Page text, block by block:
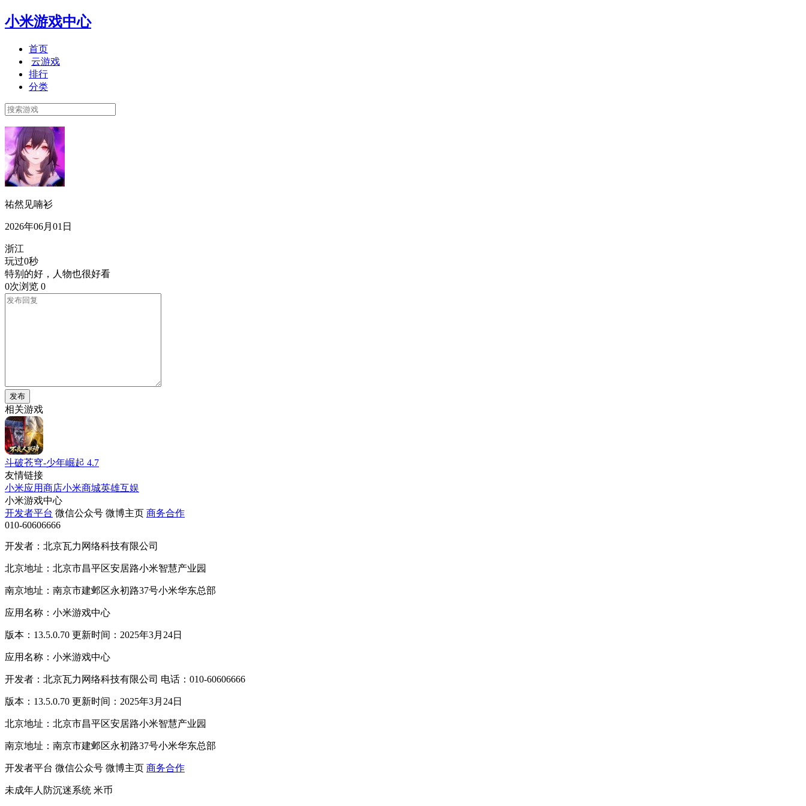
小米游戏中心
首页
云游戏
排行
分类
祐然见喃衫
2026年06月01日
浙江
玩过0秒
特别的好，人物也很好看
0次浏览 0
发布
相关游戏
斗破苍穹-少年崛起 4.7
友情链接
小米应用商店小米商城英雄互娱
小米游戏中心
开发者平台 微信公众号 微博主页 商务合作
010-60606666
开发者：北京瓦力网络科技有限公司
北京地址：北京市昌平区安居路小米智慧产业园
南京地址：南京市建邺区永初路37号小米华东总部
应用名称：小米游戏中心
版本：13.5.0.70 更新时间：2025年3月24日
应用名称：小米游戏中心
开发者：北京瓦力网络科技有限公司 电话：010-60606666
版本：13.5.0.70 更新时间：2025年3月24日
北京地址：北京市昌平区安居路小米智慧产业园
南京地址：南京市建邺区永初路37号小米华东总部
开发者平台 微信公众号 微博主页 商务合作
未成年人防沉迷系统 米币